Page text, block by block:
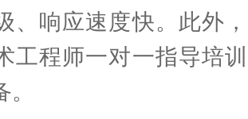
、响应速度快。此外
工程师一对一指导培